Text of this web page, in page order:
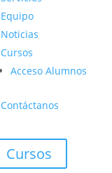
Equipo
Noticias
Cursos
Acceso Alumnos
Contáctanos
Cursos